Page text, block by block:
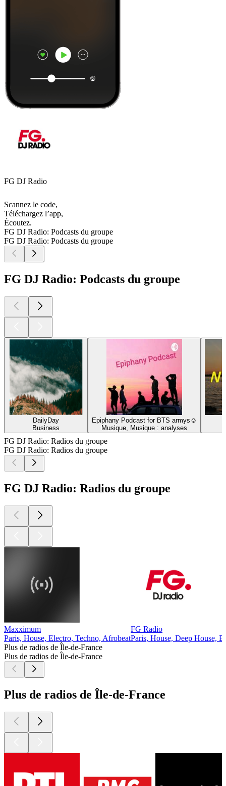
FG DJ Radio
Scannez le code,
Téléchargez l’app,
Écoutez.
FG DJ Radio: Podcasts du groupe
FG DJ Radio: Podcasts du groupe
FG DJ Radio: Podcasts du groupe
DailyDay
Business
Epiphany Podcast for BTS armys☺
Musique, Musique : analyses
FG DJ Radio: Radios du groupe
FG DJ Radio: Radios du groupe
FG DJ Radio: Radios du groupe
Maxximum
Paris, House, Electro, Techno, Afrobeat
FG Radio
Paris, House, Deep House,
Plus de radios de Île-de-France
Plus de radios de Île-de-France
Plus de radios de Île-de-France